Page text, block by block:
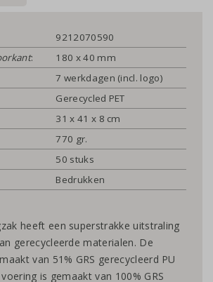
9212070590
:
180 x 40 mm
7 werkdagen (incl. logo)
Gerecycled PET
31 x 41 x 8 cm
770 gr.
50 stuks
Bedrukken
heeft een superstrakke uitstraling
gerecycleerde materialen. De
van 51% GRS gerecycleerd PU
is gemaakt van 100% GRS